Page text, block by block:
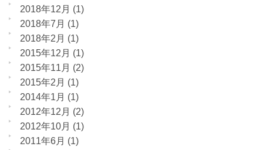
2018年12月 (1)
2018年7月 (1)
2018年2月 (1)
2015年12月 (1)
2015年11月 (2)
2015年2月 (1)
2014年1月 (1)
2012年12月 (2)
2012年10月 (1)
2011年6月 (1)